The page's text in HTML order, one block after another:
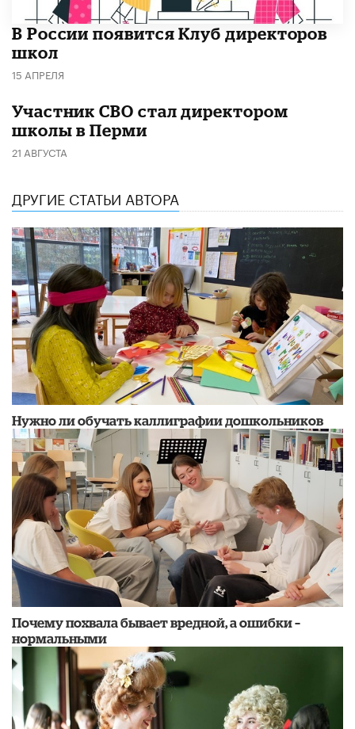
В России появится Клуб директоров
школ
15 АПРЕЛЯ
Участник СВО стал директором
школы в Перми
21 АВГУСТА
ДРУГИЕ СТАТЬИ АВТОРА
Нужно ли обучать каллиграфии дошкольников
​Почему похвала бывает вредной, а ошибки –
нормальными